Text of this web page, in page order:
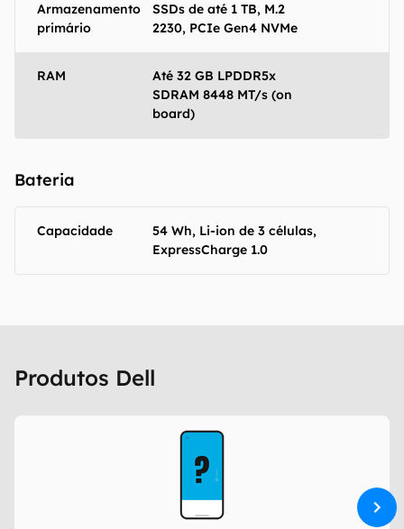
Armazenamento
primário
SSDs de até 1 TB, M.2
2230, PCIe Gen4 NVMe
RAM
Até 32 GB LPDDR5x
SDRAM 8448 MT/s (on
board)
Bateria
Capacidade
54 Wh, Li-ion de 3 células,
ExpressCharge 1.0
Produtos Dell